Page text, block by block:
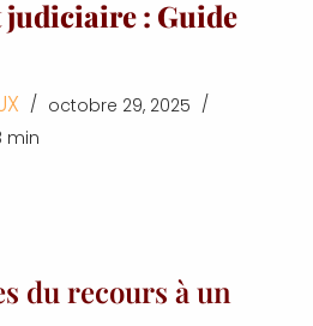
: Guide
octobre 29, 2025
min
du recours à un